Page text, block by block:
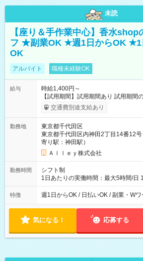
未読
【座り＆手作業中心】香水shop
フ ★副業OK ★週1日からOK ★1
OK
アルバイト 職種未経験OK
給与
時給1,400円～
【試用期間】試用期間あり 試用期間
給与は本採用時と同じです。
交通費別途支給あり
勤務地
東京都千代田区
東京都千代田区内神田2丁目14番12
寄り駅：神田駅）
Ａｌｌｅｙ株式会社
勤務時間
シフト制
1日あたりの実働時間：最大5時間/日
実働時間：1-5時間 └上記の時間帯内
能！ └平日・土曜日の中で、お好きな
18:00 などのように、自由な働き
特徴 週1日からOK / 日払いOK / 副業・Wワ
気になる！ 応募する